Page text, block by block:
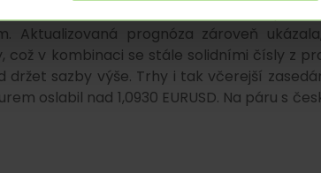
základní úrokovou sazbu v rozpětí
Aktualizovaná prognóza zároveň
což v kombinaci se stále solidními čísly z
sazby výše. Trhy i tak včerejší
oslabil nad 1,0930 EURUSD. Na páru s